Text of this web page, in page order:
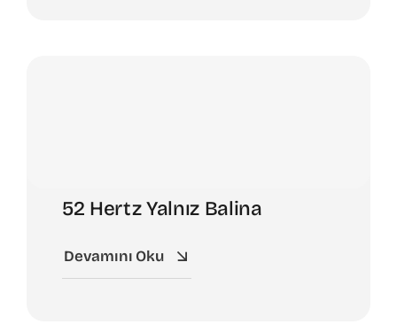
52 Hertz Yalnız Balina
Devamını Oku